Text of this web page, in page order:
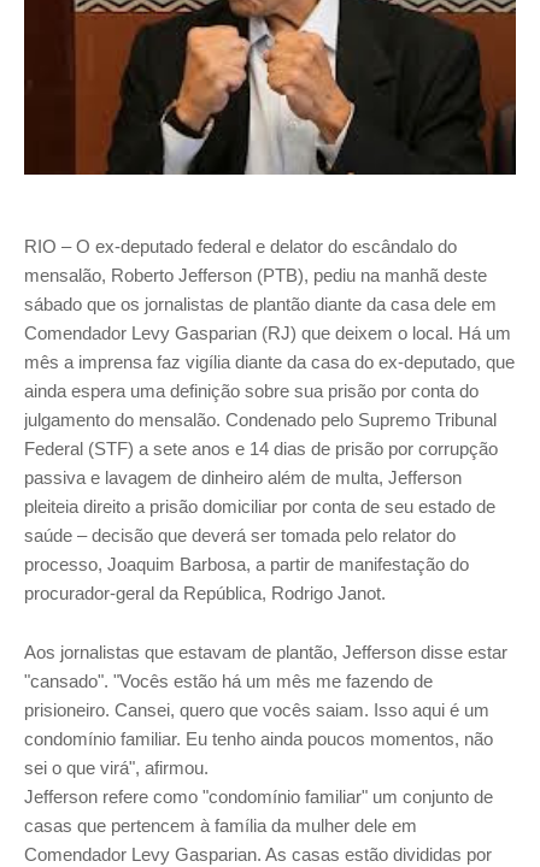
RIO – O ex-deputado federal e delator do escândalo do
mensalão, Roberto Jefferson (PTB), pediu na manhã deste
sábado que os jornalistas de plantão diante da casa dele em
Comendador Levy Gasparian (RJ) que deixem o local. Há um
mês a imprensa faz vigília diante da casa do ex-deputado, que
ainda espera uma definição sobre sua prisão por conta do
julgamento do mensalão. Condenado pelo Supremo Tribunal
Federal (STF) a sete anos e 14 dias de prisão por corrupção
passiva e lavagem de dinheiro além de multa, Jefferson
pleiteia direito a prisão domiciliar por conta de seu estado de
saúde – decisão que deverá ser tomada pelo relator do
processo, Joaquim Barbosa, a partir de manifestação do
procurador-geral da República, Rodrigo Janot.
Aos jornalistas que estavam de plantão, Jefferson disse estar
"cansado". "Vocês estão há um mês me fazendo de
prisioneiro. Cansei, quero que vocês saiam. Isso aqui é um
condomínio familiar. Eu tenho ainda poucos momentos, não
sei o que virá", afirmou.
Jefferson refere como "condomínio familiar" um conjunto de
casas que pertencem à família da mulher dele em
Comendador Levy Gasparian. As casas estão divididas por